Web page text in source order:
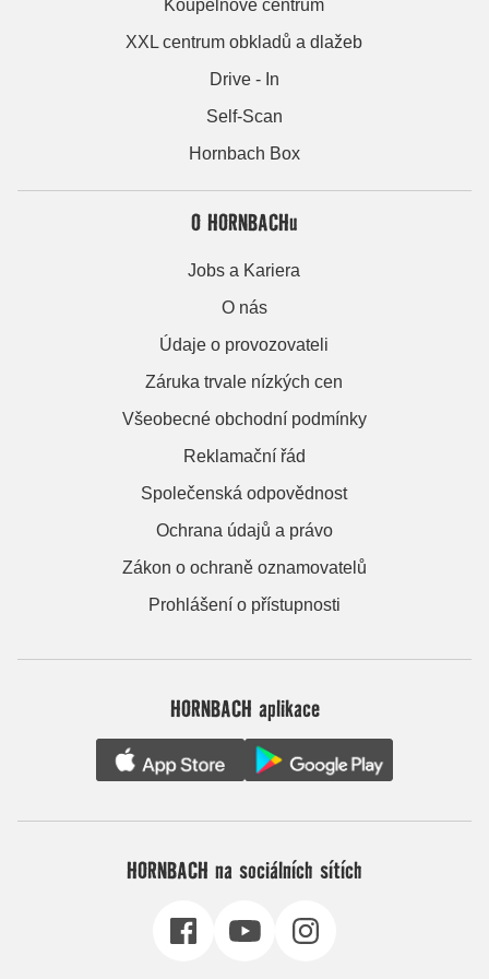
Koupelnové centrum
XXL centrum obkladů a dlažeb
Drive - In
Self-Scan
Hornbach Box
O HORNBACHu
Jobs a Kariera
O nás
Údaje o provozovateli
Záruka trvale nízkých cen
Všeobecné obchodní podmínky
Reklamační řád
Společenská odpovědnost
Ochrana údajů a právo
Zákon o ochraně oznamovatelů
Prohlášení o přístupnosti
HORNBACH aplikace
HORNBACH na sociálních sítích